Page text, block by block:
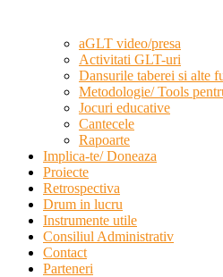
aGLT video/presa
Activitati GLT-uri
Dansurile taberei si alte
Metodologie/ Tools
Jocuri educative
Cantecele
Rapoarte
Implica-te/ Doneaza
Proiecte
Retrospectiva
Drum in lucru
Instrumente utile
Consiliul Administrativ
Contact
Parteneri